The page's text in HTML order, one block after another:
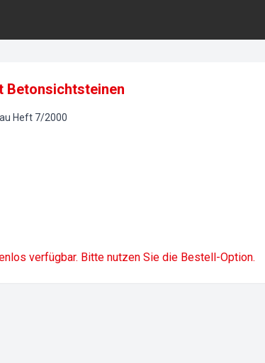
Betonsichtsteinen
Heft 7/2000
verfügbar. Bitte nutzen Sie die Bestell-Option.